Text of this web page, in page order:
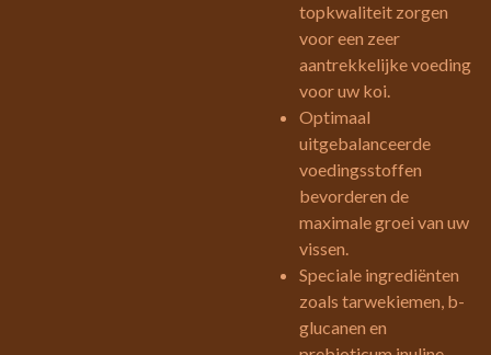
topkwaliteit zorgen
voor een zeer
aantrekkelijke voeding
voor uw koi.
Optimaal
uitgebalanceerde
voedingsstoffen
bevorderen de
maximale groei van uw
vissen.
Speciale ingrediënten
zoals tarwekiemen, b-
glucanen en